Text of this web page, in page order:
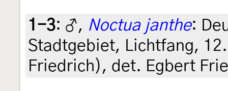
1-3: ♂, Noctua janthe:
Stadtgebiet, Lichtfang,
Friedrich), det. Egbert